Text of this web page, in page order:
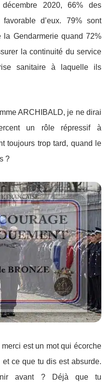
2020, 66% des
d’eux. 79% sont
Gendarmerie quand 72%
la continuité du service
sanitaire à laquelle ils
ARCHIBALD, je ne dirai
un rôle répressif à
toujours trop tard, quand le
?
est un mot qui écorche
ce que tu dis est absurde.
avant ? Déjà que tu